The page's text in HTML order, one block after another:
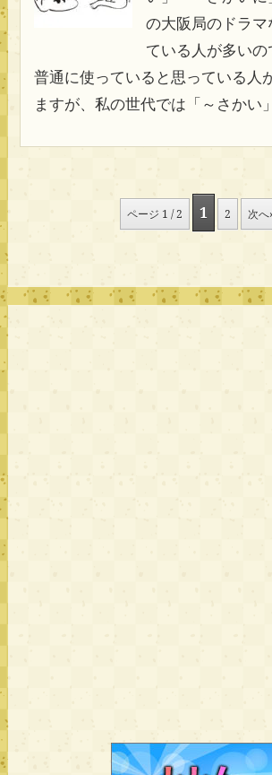
の大阪局のドラマ
ている人が多い
普通に使っていると思っている人
ますが、私の世代では「～さか
ページ 1 / 2 1 2 次へ